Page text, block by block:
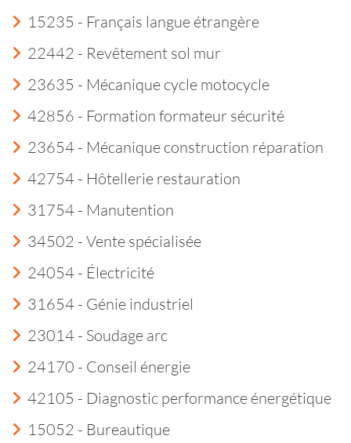
15235 - Français langue étrangère
22442 - Revêtement sol mur
23635 - Mécanique cycle motocycle
42856 - Formation formateur sécurité
23654 - Mécanique construction réparation
42754 - Hôtellerie restauration
31754 - Manutention
34502 - Vente spécialisée
24054 - Électricité
31654 - Génie industriel
23014 - Soudage arc
24170 - Conseil énergie
42105 - Diagnostic performance énergétique
15052 - Bureautique